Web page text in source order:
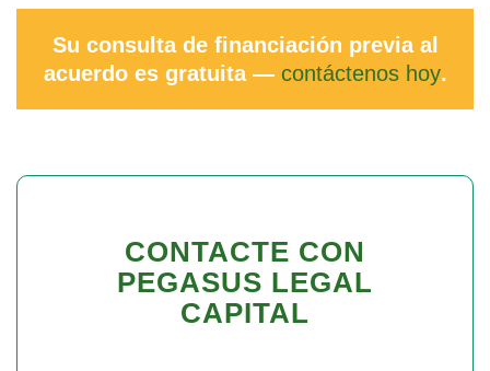
Su consulta de financiación previa al
acuerdo es gratuita — contáctenos hoy.
CONTACTE CON
PEGASUS LEGAL
CAPITAL